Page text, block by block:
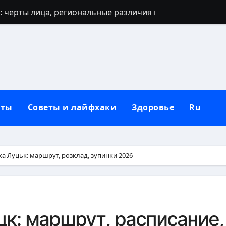
черты лица, региональные различия и этническая
лет: запреты, приметы и разумные альтернативы
кольцом после развода: полный гид для новой
взгляд на природу зла в человеке
сковороду к использованию: полное руководство
секреты выбора и нанесения
Советы и лайфхаки Здоровье Ru
Луцьк: маршрут, розклад, зупинки 2026
маршрут, расписание,